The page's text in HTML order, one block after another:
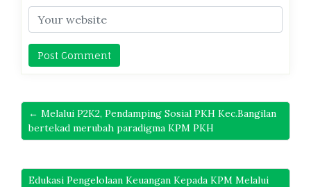
← Melalui P2K2, Pendamping Sosial PKH Kec.Bangilan
bertekad merubah paradigma KPM PKH
Edukasi Pengelolaan Keuangan Kepada KPM Melalui